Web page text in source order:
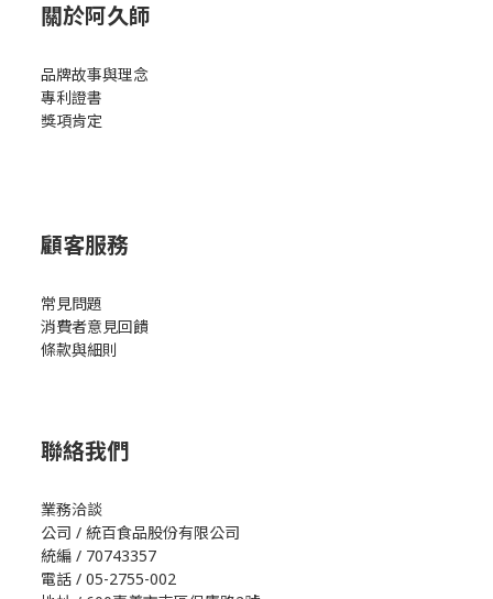
關於阿久師
品牌故事與理念
專利證書
獎項肯定
顧客服務
常見問題
消費者意見回饋
條款與細則
聯絡我們
業務洽談
公司 / 統百食品股份有限公司
統編 / 70743357
電話 / 05-2755-002